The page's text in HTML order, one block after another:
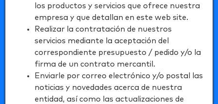
los productos y servicios que ofrece nuestra
empresa y que detallan en este web site.
Realizar la contratación de nuestros
servicios mediante la aceptación del
correspondiente presupuesto / pedido y/o la
firma de un contrato mercantil.
Enviarle por correo electrónico y/o postal las
noticias y novedades acerca de nuestra
entidad, así como las actualizaciones de